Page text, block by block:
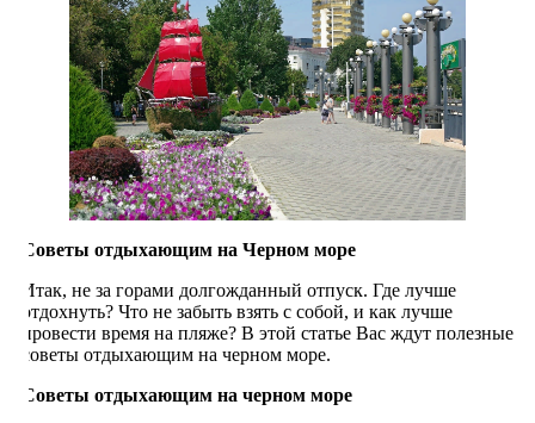
Советы отдыхающим на Черном море
Итак, не за горами долгожданный отпуск. Где лучше
отдохнуть? Что не забыть взять с собой, и как лучше
провести время на пляже? В этой статье Вас ждут полезные
советы отдыхающим на черном море.
Советы отдыхающим на черном море